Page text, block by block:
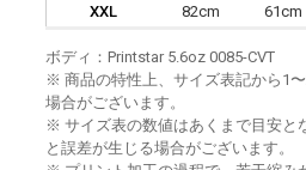
XXL
82cm 61cm
ボディ：Printstar 5.6oz 0085-CVT
※ 商品の特性上、サイズ表記から1
場合がございます。
※ サイズ表の数値はあくまで目安と
と誤差が生じる場合がございます。